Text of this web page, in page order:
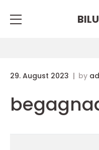
29. August 2023 by